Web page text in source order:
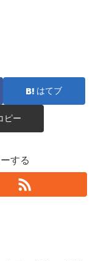
はてブ
ピー
する